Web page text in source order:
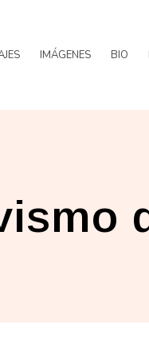
IMÁGENES BIO